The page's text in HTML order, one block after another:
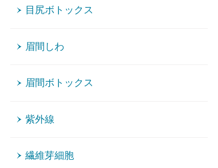
目尻ボトックス
眉間しわ
眉間ボトックス
紫外線
繊維芽細胞